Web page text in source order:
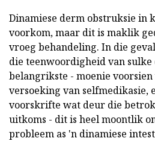
Dinamiese derm obstruksie in
voorkom, maar dit is maklik
vroeg behandeling. In die
die teenwoordigheid van sulke
belangrikste - moenie
versoeking van selfmedikasie,
voorskrifte wat deur die
uitkoms - dit is heel moontlik
probleem as 'n dinamiese